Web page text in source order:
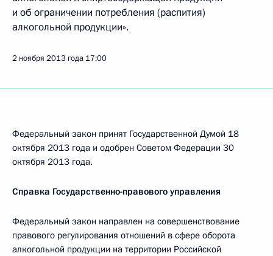
и об ограничении потребления (распития)
алкогольной продукции».
2 ноября 2013 года 17:00
Федеральный закон принят Государственной Думой 18
октября 2013 года и одобрен Советом Федерации 30
октября 2013 года.
Справка Государственно-правового управления
Федеральный закон направлен на совершенствование
правового регулирования отношений в сфере оборота
алкогольной продукции на территории Российской